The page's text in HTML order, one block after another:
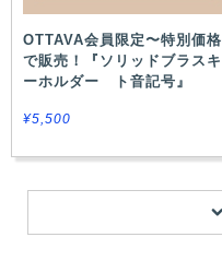
OTTAVA会員限定〜特別価格
で販売！『ソリッドブラスキ
ーホルダー ト音記号』
¥5,500